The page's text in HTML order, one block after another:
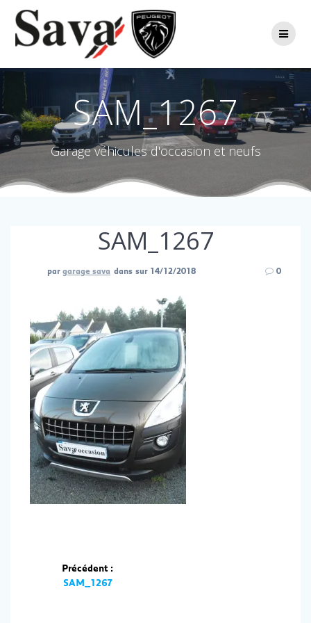
au
contenu
SAM_1267
Garage véhicules d'occasion et neufs
SAM_1267
pargarage sava dans sur 14/12/2018 0
Navigation
Précédent :
Article
SAM_1267